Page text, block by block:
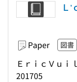
Ｌ
Paper 図書
ＥｒｉｃＶｕｉ
201705